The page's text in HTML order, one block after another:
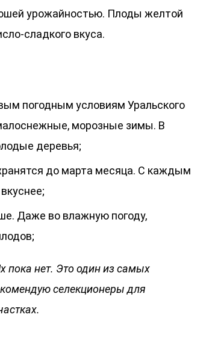
урожайностью. Плоды желтой
сладкого вкуса.
погодным условиям Уральского
морозные зимы. В
деревья;
до марта месяца. С каждым
Даже во влажную погоду,
пока нет. Это один из самых
селекционеры для